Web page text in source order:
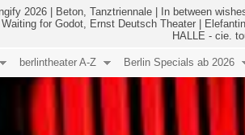
2026 Beton, Tanztriennale
In between
Waiting for Godot, Ernst Deutsch Theater
HALLE - cie.
berlintheater A-Z Berlin Specials ab 2026